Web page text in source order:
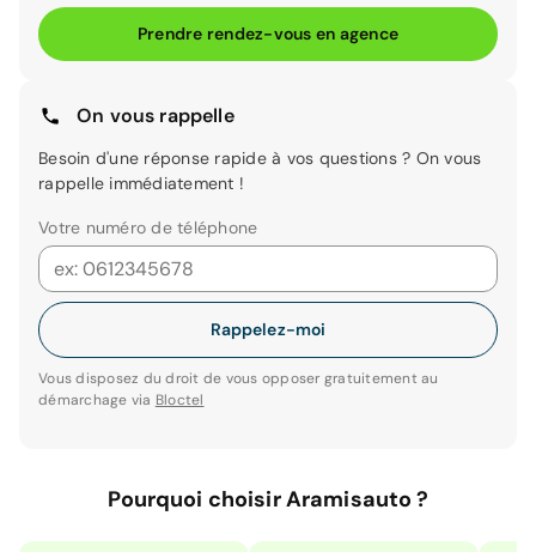
Prendre rendez-vous en agence
On vous rappelle
Besoin d'une réponse rapide à vos questions ? On vous
rappelle immédiatement !
Votre numéro de téléphone
Rappelez-moi
Vous disposez du droit de vous opposer gratuitement au
démarchage via Bloctel
Pourquoi choisir Aramisauto ?